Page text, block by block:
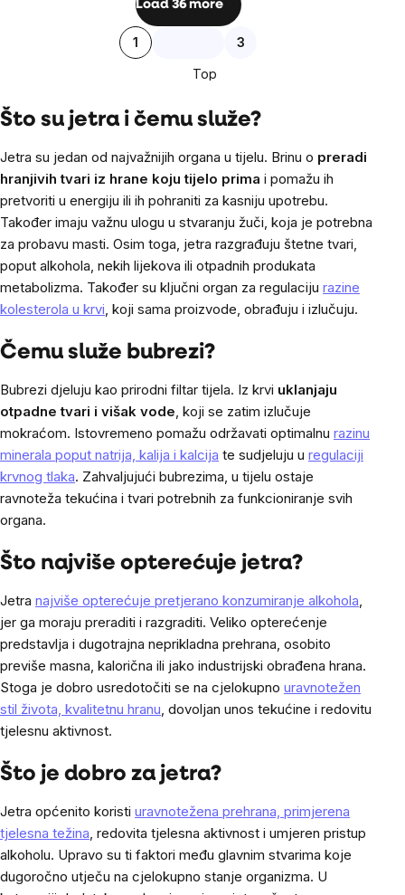
controls
Load 36 more
Pagination
1 3
Top
Što su jetra i čemu služe?
Jetra su jedan od najvažnijih organa u tijelu. Brinu o preradi
hranjivih tvari iz hrane koju tijelo prima i pomažu ih
pretvoriti u energiju ili ih pohraniti za kasniju upotrebu.
Također imaju važnu ulogu u stvaranju žuči, koja je potrebna
za probavu masti. Osim toga, jetra razgrađuju štetne tvari,
poput alkohola, nekih lijekova ili otpadnih produkata
metabolizma. Također su ključni organ za regulaciju razine
kolesterola u krvi, koji sama proizvode, obrađuju i izlučuju.
Čemu služe bubrezi?
Bubrezi djeluju kao prirodni filtar tijela. Iz krvi uklanjaju
otpadne tvari i višak vode, koji se zatim izlučuje
mokraćom. Istovremeno pomažu održavati optimalnu razinu
minerala poput natrija, kalija i kalcija te sudjeluju u regulaciji
krvnog tlaka. Zahvaljujući bubrezima, u tijelu ostaje
ravnoteža tekućina i tvari potrebnih za funkcioniranje svih
organa.
Što najviše opterećuje jetra?
Jetra najviše opterećuje pretjerano konzumiranje alkohola,
jer ga moraju preraditi i razgraditi. Veliko opterećenje
predstavlja i dugotrajna neprikladna prehrana, osobito
previše masna, kalorična ili jako industrijski obrađena hrana.
Stoga je dobro usredotočiti se na cjelokupno uravnotežen
stil života, kvalitetnu hranu, dovoljan unos tekućine i redovitu
tjelesnu aktivnost.
Što je dobro za jetra?
Jetra općenito koristi uravnotežena prehrana, primjerena
tjelesna težina, redovita tjelesna aktivnost i umjeren pristup
alkoholu. Upravo su ti faktori među glavnim stvarima koje
dugoročno utječu na cjelokupno stanje organizma. U